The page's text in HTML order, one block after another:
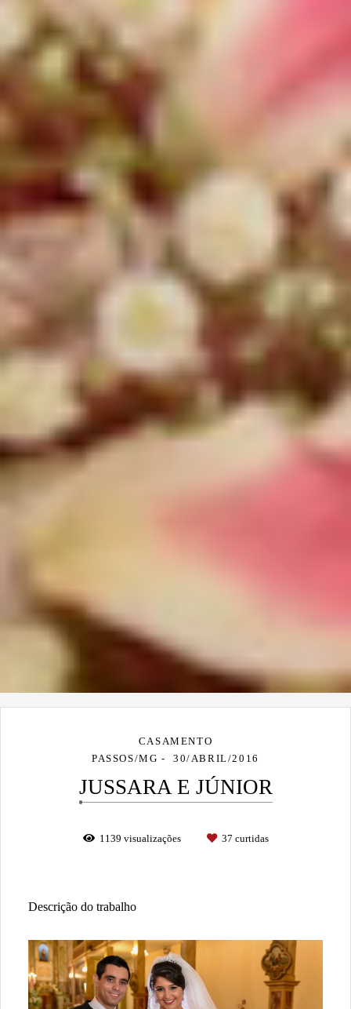
CASAMENTO
PASSOS/MG
30/ABRIL/2016
JUSSARA E JÚNIOR
1139 visualizações 37 curtidas
Descrição do trabalho